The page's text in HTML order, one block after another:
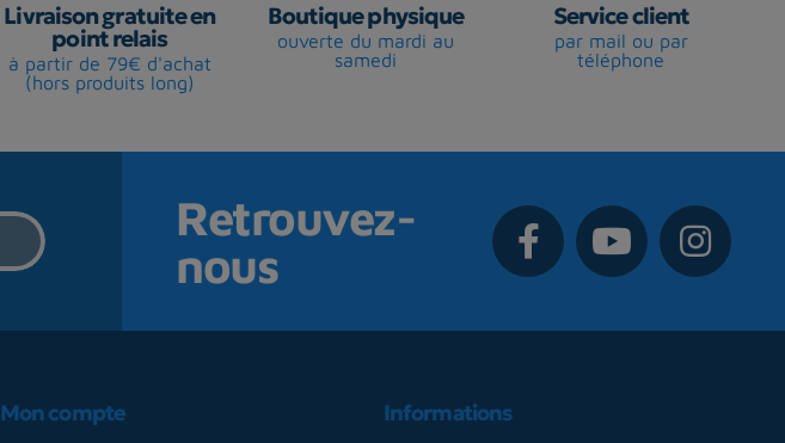
Livraison gratuite en
point relais
à partir de 79€ d'achat
(hors produits long)
Boutique physique
ouverte du mardi au
samedi
Service client
par mail ou par
téléphone
Retrouvez-
nous
Mon compte Informations